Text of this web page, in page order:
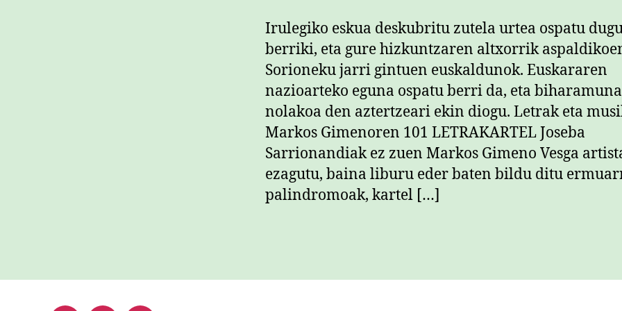
Irulegiko eskua deskubritu zutela urtea ospatu
berriki, eta gure hizkuntzaren altxorrik
Sorioneku jarri gintuen euskaldunok. Euskararen
nazioarteko eguna ospatu berri da, eta biharamuna
nolakoa den aztertzeari ekin diogu. Letrak eta
Markos Gimenoren 101 LETRAKARTEL Joseba
Sarrionandiak ez zuen Markos Gimeno Vesga
ezagutu, baina liburu eder baten bildu ditu
palindromoak, kartel […]